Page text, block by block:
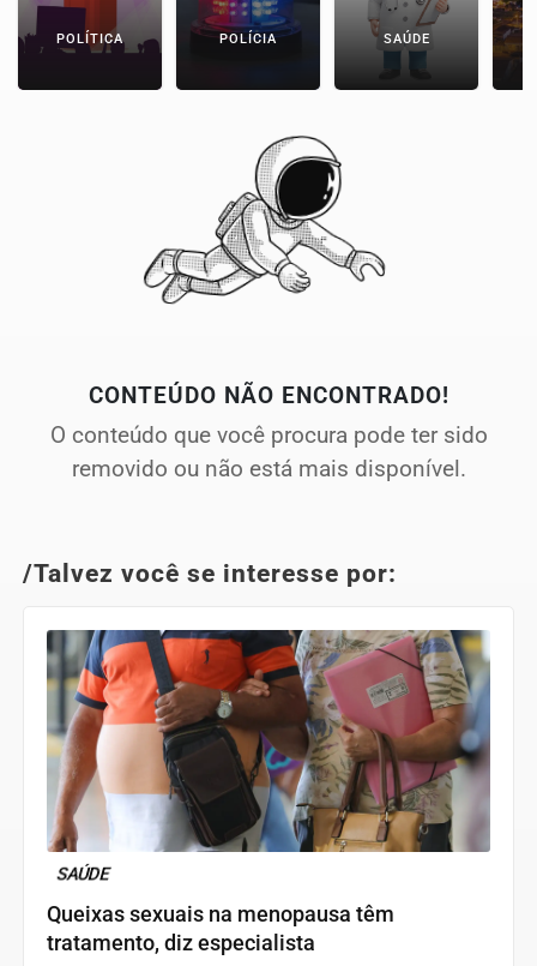
POLÍTICA POLÍCIA SAÚDE
CONTEÚDO NÃO ENCONTRADO!
O conteúdo que você procura pode ter sido
removido ou não está mais disponível.
/Talvez você se interesse por:
SAÚDE
Queixas sexuais na menopausa têm
tratamento, diz especialista